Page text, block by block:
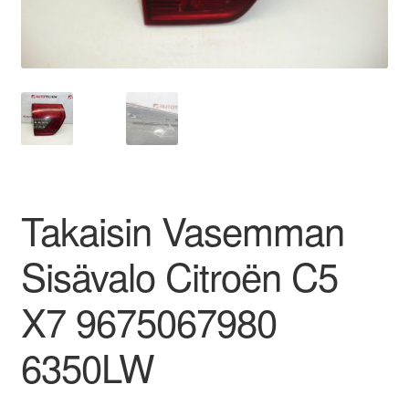
Reklamaatiomenettely
Tilini
Takaisin Vasemman
Sisävalo Citroën C5
X7 9675067980
6350LW